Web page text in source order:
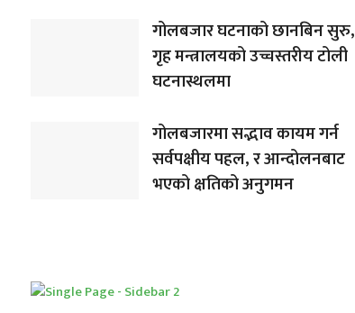
गोलबजार घटनाको छानबिन सुरु,
गृह मन्त्रालयको उच्चस्तरीय टोली
घटनास्थलमा
गोलबजारमा सद्भाव कायम गर्न
सर्वपक्षीय पहल, र आन्दोलनबाट
भएको क्षतिको अनुगमन